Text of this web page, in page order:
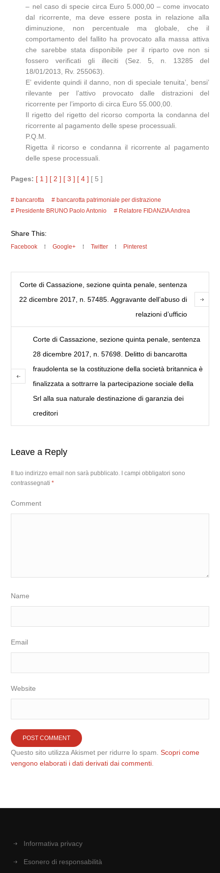
– nel caso di specie circa Euro 5.000,00 – come invocato
dal ricorrente, ma deve essere posta in relazione alla
diminuzione, non percentuale ma globale, che il
comportamento del fallito ha provocato alla massa attiva
che sarebbe stata disponibile per il riparto ove non si
fossero verificati gli illeciti (Sez. 5, n. 13285 del
18/01/2013, Rv. 255063).
E’ evidente quindi il danno, non di speciale tenuita’, bensi’
rilevante per l’attivo provocato dalle distrazioni del
ricorrente per l’importo di circa Euro 55.000,00.
Il rigetto del rigetto del ricorso comporta la condanna del
ricorrente al pagamento delle spese processuali.
P.Q.M.
Rigetta il ricorso e condanna il ricorrente al pagamento
delle spese processuali.
Pages: [ 1 ] [ 2 ] [ 3 ] [ 4 ] [ 5 ]
bancarotta
bancarotta patrimoniale per distrazione
Presidente BRUNO Paolo Antonio
Relatore FIDANZIA Andrea
Share This:
Facebook Google+ Twitter Pinterest
Corte di Cassazione, sezione quinta penale, sentenza
22 dicembre 2017, n. 57485. Aggravante dell’abuso di
relazioni d’ufficio
Corte di Cassazione, sezione quinta penale, sentenza
28 dicembre 2017, n. 57698. Delitto di bancarotta
fraudolenta se la costituzione della società britannica è
finalizzata a sottrarre la partecipazione sociale della
Srl alla sua naturale destinazione di garanzia dei
creditori
Leave a Reply
Il tuo indirizzo email non sarà pubblicato.
I campi obbligatori sono
contrassegnati*
Comment
Name
Email
Website
Questo sito utilizza Akismet per ridurre lo spam.Scopri come
vengono elaborati i dati derivati dai commenti
Informativa privacy
Esonero di responsabilità